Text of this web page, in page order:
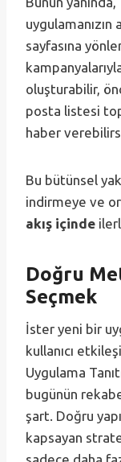
uygulamanızın
sayfasına
oluşturabilir,
posta listesi
haber
Bu bütünsel
indirmeye ve
akış içinde
Doğru
Seçmek
İster yeni bir
kullanıcı
Uygulama
bugünün
şart. Doğru
kapsayan